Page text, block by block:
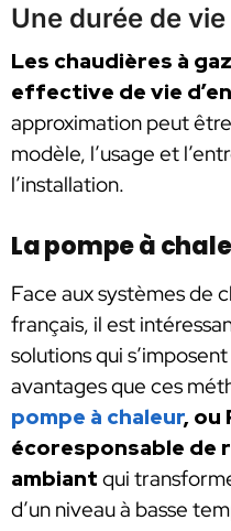
Une durée de
Les chaudières à
effective de vie
approximation peut
modèle, l’usage et
l’installation.
La pompe à
Face aux systèmes de
français, il est
solutions qui
avantages que ces
pompe à chaleur, ou
écoresponsable de
ambiant qui
d’un niveau à basse